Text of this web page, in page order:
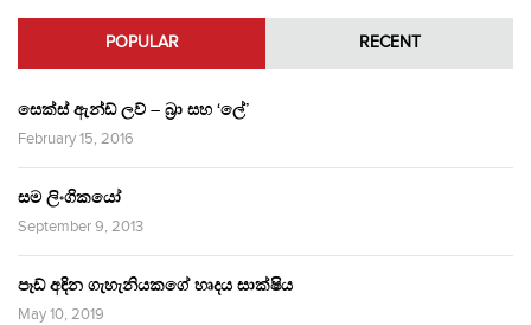
POPULAR RECENT
සෙක්ස් ඇන්ඩ් ලව් – බ්‍රා සහ ‘ලේ’
February 15, 2016
සම ලිංගිකයෝ
September 9, 2013
පෑඩ් අඳින ගැහැනියකගේ හෘදය සාක්ෂිය
May 10, 2019